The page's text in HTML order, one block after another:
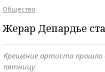
Общество
Жерар Депардье
Крещение артиста прошло
пятницу